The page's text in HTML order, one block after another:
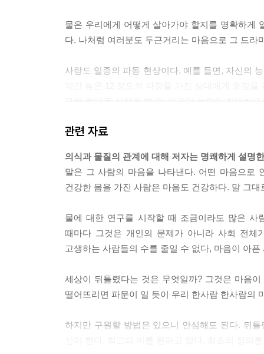
물은 우리에게 어떻게 살아가야 할지를 명확하게
다. 나처럼 여러분도 두근거리는 마음으로 그 드라
사랑도 일종의 파동 현상이다. 예를 들면, 자신의
그런 형태로 사랑을 할 때 인간의 능력이 최대한
잘할 수밖에 없다. 사랑을 하면 일의 내용이나 주
사랑과 감사로 가득 찬 멋진 세계를 선택할 것인
려 있다. 지금 이 순간 모든 세계가 있다는 사고방
물은 생명을 잉태하는 어머니인 동시에 생명의 에
성질을 볼 때, 나는 도저히 물이 지구의 물질이라고
그것이 바다가 되었다고 한다.
태양계가 생길 때의 일이다. 가스 덩어리가 회전
어리가 되는 과정에서 수증기 형태로 뿜어져 나왔
관련 자료
의식과 물질의 관계에 대해 저자는 명쾌하게 설명
말은 그 사람의 마음을 나타낸다. 어떤 마음으로
건강한 몸을 가진 사람은 마음도 건강하다. 말 그
물에 대한 연구를 시작할 때 조금이라도 많은 사
때마다 그것은 개인의 문제가 아니라 사회 전체
고생하는 사람들의 수를 줄일 수 없다, 마음이 아
세상이 뒤틀렸다는 것은 무엇일까? 그것은 마음
떨어뜨리면 파문이 일 듯이 우리 한사람 한사람의
하지만 구원할 방법은 있으니 안심해도 된다. 뒤